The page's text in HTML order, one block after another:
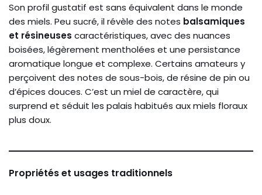
Son profil gustatif est sans équivalent dans le monde
des miels. Peu sucré, il révèle des notes balsamiques
et résineuses caractéristiques, avec des nuances
boisées, légèrement mentholées et une persistance
aromatique longue et complexe. Certains amateurs y
perçoivent des notes de sous-bois, de résine de pin ou
d’épices douces. C’est un miel de caractère, qui
surprend et séduit les palais habitués aux miels floraux
plus doux.
Propriétés et usages traditionnels